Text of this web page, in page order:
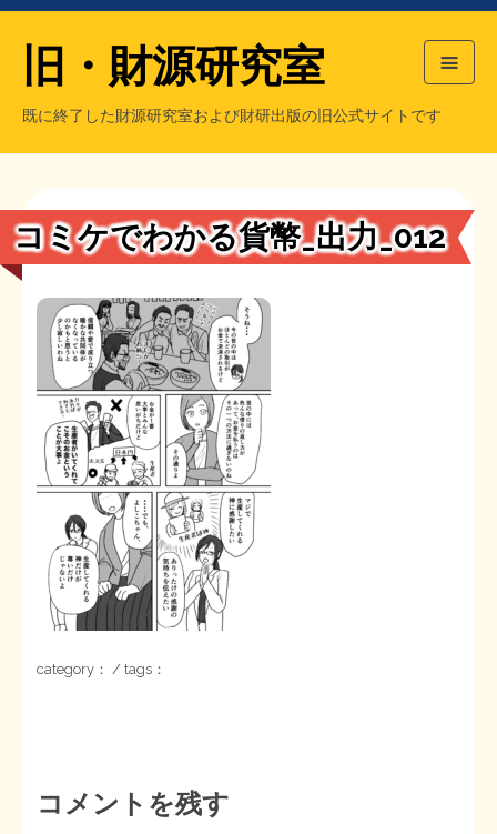
【国の、本当の】財源チラシ／旧・財源研究室
シン財源はあなたです／合同誌／旧・サブカル分室
日本経済を解説するヤンキー／MIHANAマンガ／旧・財研出版
もっと知りたい方へ
マネクリ戦士 RED & BLACK
MMTの学習資料
STOPインボイス作品集
たかの経世済民イラスト集
旧・財源研究室
既に終了した財源研究室および財研出版の旧公式サイトです
旧・財源研究室について
チラシ発行部数
会計報告
旧・財研出版について
会計報告
コミケでわかる貨幣_出力_012
category： / tags：
コメントを残す